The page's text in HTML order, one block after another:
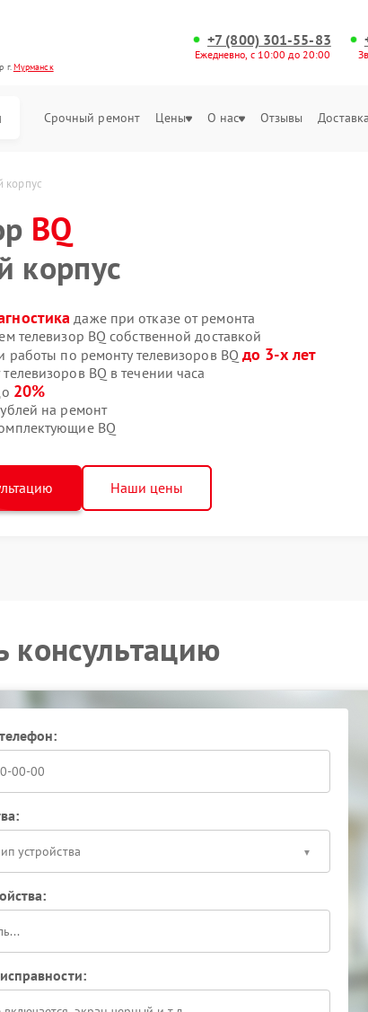
г.Мурманск
+7 (800) 301-55-83
Ежедневно, с 10:00 до 20:00
Срочный ремонт Цены О нас Отзывы Доставка
корпус
BQ
корпус
даже при отказе от ремонта
телевизор BQ собственной доставкой
работы по ремонту телевизоров BQ до 3-х лет
BQ в течении часа
20%
на ремонт
BQ
Наши цены
консультацию
устройства